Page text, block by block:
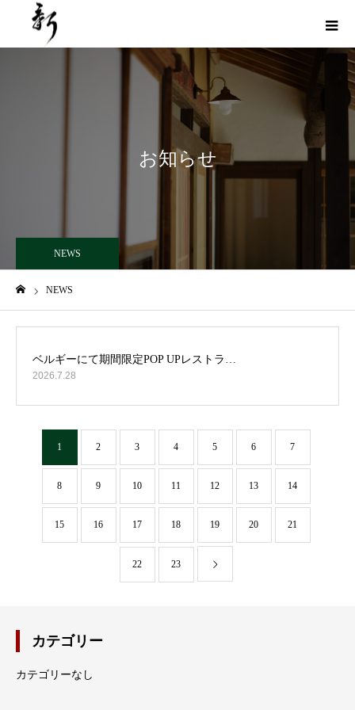
お知らせ
NEWS
NEWS
2026.7.28
1 2 3 4 5 6 7
8 9 10 11 12 13 14
15 16 17 18 19 20 21
22 23
カテゴリー
カテゴリーなし